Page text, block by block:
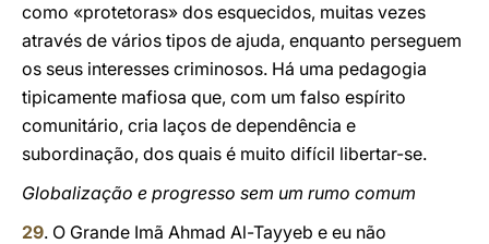
como «protetoras» dos esquecidos, muitas vezes
através de vários tipos de ajuda, enquanto perseguem
os seus interesses criminosos. Há uma pedagogia
tipicamente mafiosa que, com um falso espírito
comunitário, cria laços de dependência e
subordinação, dos quais é muito difícil libertar-se.
Globalização e progresso sem um rumo comum
29. O Grande Imã Ahmad Al-Tayyeb e eu não